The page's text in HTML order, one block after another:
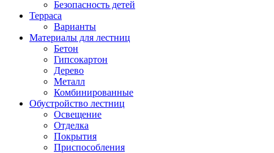
Безопасность детей
Терраса
Варианты
Материалы для лестниц
Бетон
Гипсокартон
Дерево
Металл
Комбинированные
Обустройство лестниц
Освещение
Отделка
Покрытия
Приспособления